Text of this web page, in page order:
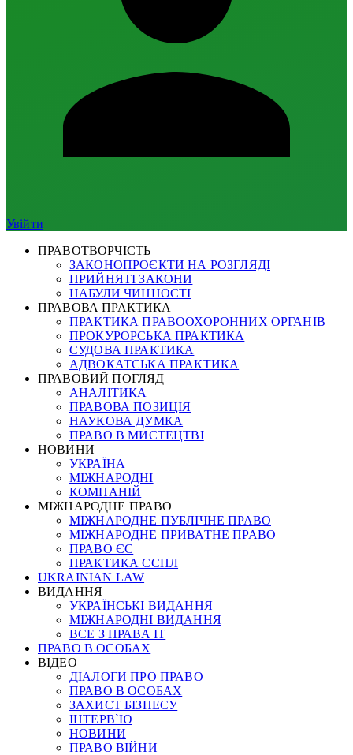
Увійти
ПРАВОТВОРЧІСТЬ
ЗАКОНОПРОЄКТИ НА РОЗГЛЯДІ
ПРИЙНЯТІ ЗАКОНИ
НАБУЛИ ЧИННОСТІ
ПРАВОВА ПРАКТИКА
ПРАКТИКА ПРАВООХОРОННИХ ОРГАНІВ
ПРОКУРОРСЬКА ПРАКТИКА
СУДОВА ПРАКТИКА
АДВОКАТСЬКА ПРАКТИКА
ПРАВОВИЙ ПОГЛЯД
АНАЛІТИКА
ПРАВОВА ПОЗИЦІЯ
НАУКОВА ДУМКА
ПРАВО В МИСТЕЦТВІ
НОВИНИ
УКРАЇНА
МІЖНАРОДНІ
КОМПАНІЙ
МІЖНАРОДНЕ ПРАВО
МІЖНАРОДНЕ ПУБЛІЧНЕ ПРАВО
МІЖНАРОДНЕ ПРИВАТНЕ ПРАВО
ПРАВО ЄС
ПРАКТИКА ЄСПЛ
UKRAINIAN LAW
ВИДАННЯ
УКРАЇНСЬКІ ВИДАННЯ
МІЖНАРОДНІ ВИДАННЯ
ВСЕ З ПРАВА ІТ
ПРАВО В ОСОБАХ
ВІДЕО
ДІАЛОГИ ПРО ПРАВО
ПРАВО В ОСОБАХ
ЗАХИСТ БІЗНЕСУ
ІНТЕРВ`Ю
НОВИНИ
ПРАВО ВІЙНИ